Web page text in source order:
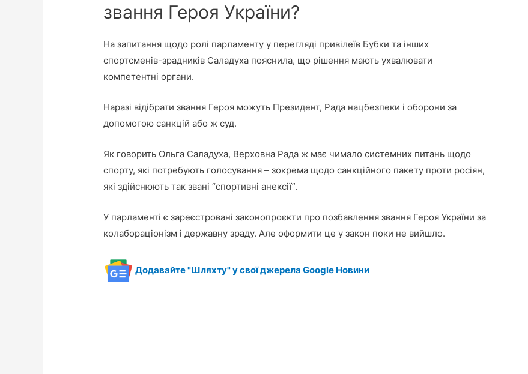
звання Героя України?
На запитання щодо ролі парламенту у перегляді привілеїв Бубки та інших
спортсменів-зрадників Саладуха пояснила, що рішення мають ухвалювати
компетентні органи.
Наразі відібрати звання Героя можуть Президент, Рада нацбезпеки і оборони за
допомогою санкцій або ж суд.
Як говорить Ольга Саладуха, Верховна Рада ж має чимало системних питань щодо
спорту, які потребують голосування – зокрема щодо санкційного пакету проти росіян,
які здійснюють так звані “спортивні анексії”.
У парламенті є зареєстровані законопроєкти про позбавлення звання Героя України за
колабораціонізм і державну зраду. Але оформити це у закон поки не вийшло.
Додавайте "Шляхту" у свої джерела Google Новини